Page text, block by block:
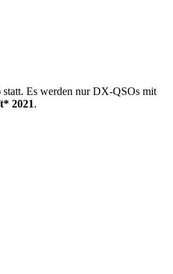
Es werden nur DX-QSOs mit
2021.